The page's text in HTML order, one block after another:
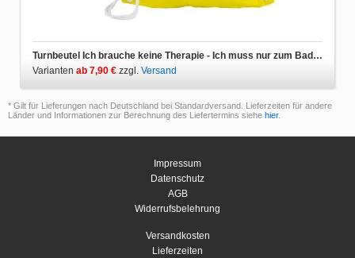
Turnbeutel Ich brauche keine Therapie - Ich muss nur zum Badminton
Varianten ab 7,90 € zzgl. Versand
* Gilt für Lieferungen nach Deutschland bei Standardversand. Lieferzeiten für andere
Länder und Informationen zur Berechnung des Liefertermins siehe hier.
Impressum
Datenschutz
AGB
Widerrufsbelehrung
Versandkosten
Lieferzeiten